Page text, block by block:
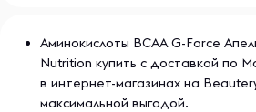
Аминокислоты BCAA G-Force
Nutrition купить с доставкой по
в интернет-магазинах на
максимальной выгодой.